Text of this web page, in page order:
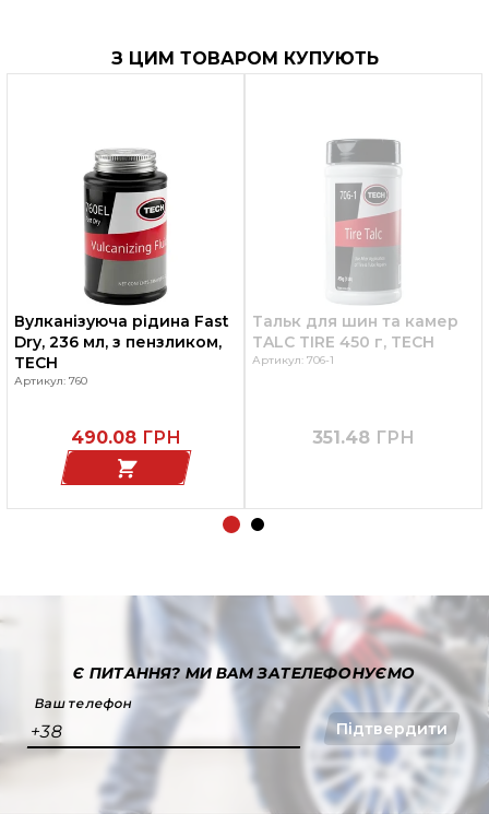
З ЦИМ ТОВАРОМ КУПУЮТЬ
Вулканізуюча рідина Fast
Dry, 236 мл, з пензликом,
TECH
Артикул: 760
490.08 ГРН
Тальк для шин та камер
TALC TIRE 450 г, TECH
Артикул: 706-1
351.48 ГРН
Є ПИТАННЯ?МИ ВАМ ЗАТЕЛЕФОНУЄМО
Ваш телефон
+38 Підтвердити